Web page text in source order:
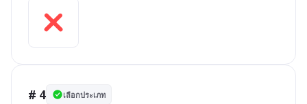
# 4 เลือกประเภท